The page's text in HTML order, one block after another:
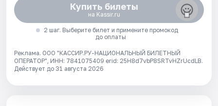
Купить билеты
на Kassir.ru
2 шаг. Выберите билет и примените промокод
до оплаты
Реклама. ООО "КАССИР.РУ-НАЦИОНАЛЬНЫЙ БИЛЕТНЫЙ
ОПЕРАТОР", ИНН: 7841075409 erid: 25H8d7vbP8SRTvHZrUcdLB.
Действует до 31 августа 2026